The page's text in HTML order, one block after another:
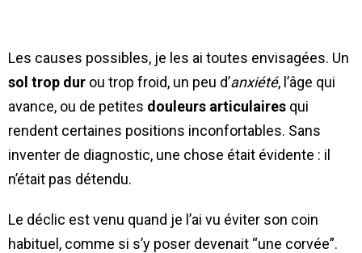
Les causes possibles, je les ai toutes envisagées. Un
sol trop dur ou trop froid, un peu d’anxiété, l’âge qui
avance, ou de petites douleurs articulaires qui
rendent certaines positions inconfortables. Sans
inventer de diagnostic, une chose était évidente : il
n’était pas détendu.
Le déclic est venu quand je l’ai vu éviter son coin
habituel, comme si s’y poser devenait “une corvée”.